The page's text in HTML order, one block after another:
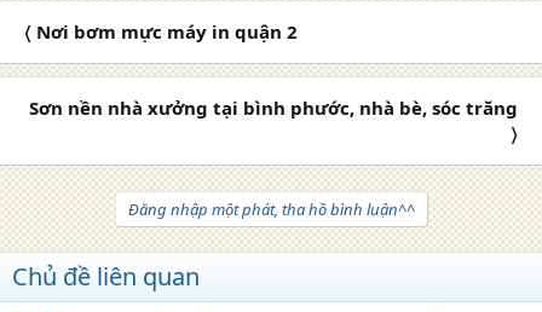
〈 Nơi bơm mực máy in quận 2
Sơn nền nhà xưởng tại bình phước, nhà bè, sóc trăng
〉
Đăng nhập một phát, tha hồ bình luận^^
Chủ đề liên quan